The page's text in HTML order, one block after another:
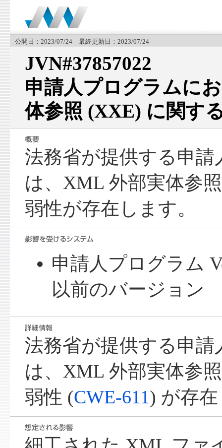
公開日：2023/07/24 最終更新日：2023/07/24
JVN#37857022
申請人プログラムに
体参照 (XXE) に関す
法務省が提供する申
は、XML 外部実体参
弱性が存在します。
申請人プログラム
以前のバージョン
法務省が提供する申
は、XML 外部実体参
弱性 (CWE-611) が存